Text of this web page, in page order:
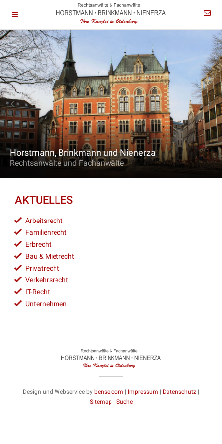
Horstmann, Brinkmann und Nienerza
Rechtsanwälte und Fachanwälte
AKTUELLES
Arbeitsrecht
Familienrecht
Erbrecht
Bau & Mietrecht
Privatrecht
Verkehrsrecht
IT-Recht
Unternehmen
Design und Webservice by bense.com | Impressum | Datenschutz |
Sitemap| Suche